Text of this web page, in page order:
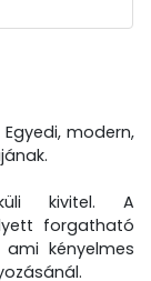
modern,
kivitel. A
forgatható
kényelmes